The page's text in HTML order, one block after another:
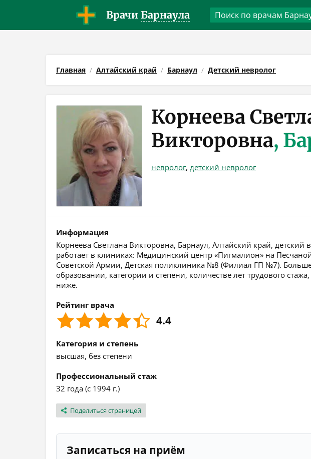
Врачи Барнаула
Главная Алтайский край Барнаул Детский невролог
Корнеева
Викторовна,
невролог, детский невролог
Информация
Корнеева Светлана Викторовна, Барнаул, Алтайский край, детский
работает в клиниках: Медицинский центр «Пигмалион» на
Советской Армии, Детская поликлиника №8 (Филиал ГП №7).
образовании, категории и степени, количестве лет трудового
ниже.
Рейтинг врача
4.4
Категория и степень
высшая, без степени
Профессиональный стаж
32 года (с 1994 г.)
Поделиться страницей
Записаться на приём